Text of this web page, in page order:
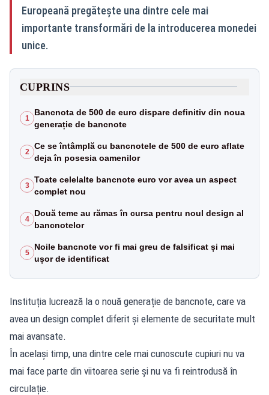
Europeană pregătește una dintre cele mai
importante transformări de la introducerea monedei
unice.
CUPRINS
1
Bancnota de 500 de euro dispare definitiv din noua
generație de bancnote
2
Ce se întâmplă cu bancnotele de 500 de euro aflate
deja în posesia oamenilor
3
Toate celelalte bancnote euro vor avea un aspect
complet nou
4
Două teme au rămas în cursa pentru noul design al
bancnotelor
5
Noile bancnote vor fi mai greu de falsificat și mai
ușor de identificat
Instituția lucrează la o nouă generație de bancnote, care va
avea un design complet diferit și elemente de securitate mult
mai avansate.
În același timp, una dintre cele mai cunoscute cupiuri nu va
mai face parte din viitoarea serie și nu va fi reintrodusă în
circulație.